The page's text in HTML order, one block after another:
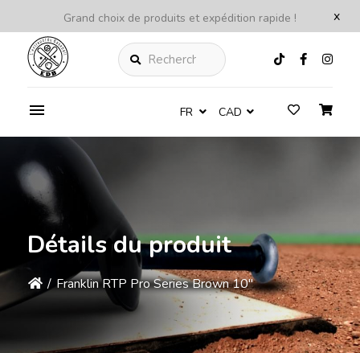
x
Grand choix de produits et expédition rapide !
Rechercher
FR CAD
Détails du produit
/ Franklin RTP Pro Series Brown 10''